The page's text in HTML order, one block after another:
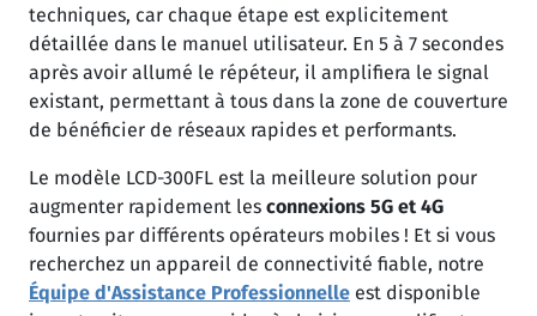
techniques, car chaque étape est explicitement
détaillée dans le manuel utilisateur. En 5 à 7 secondes
après avoir allumé le répéteur, il amplifiera le signal
existant, permettant à tous dans la zone de couverture
de bénéficier de réseaux rapides et performants.
Le modèle LCD-300FL est la meilleure solution pour
augmenter rapidement les connexions 5G et 4G
fournies par différents opérateurs mobiles ! Et si vous
recherchez un appareil de connectivité fiable, notre
Équipe d'Assistance Professionnelle est disponible